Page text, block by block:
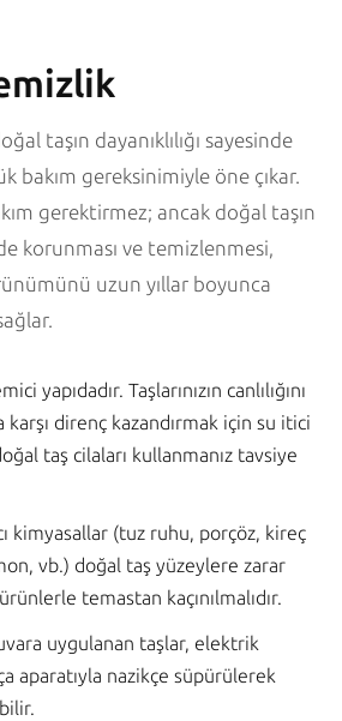
taşın dayanıklılığı sayesinde
bakım gereksinimiyle öne çıkar.
gerektirmez; ancak doğal taşın
korunması ve temizlenmesi,
uzun yıllar boyunca
yapıdadır. Taşlarınızın canlılığını
direnç kazandırmak için su itici
taş cilaları kullanmanız tavsiye
kimyasallar (tuz ruhu, porçöz, kireç
vb.) doğal taş yüzeylere zarar
temastan kaçınılmalıdır.
uygulanan taşlar, elektrik
aparatıyla nazikçe süpürülerek